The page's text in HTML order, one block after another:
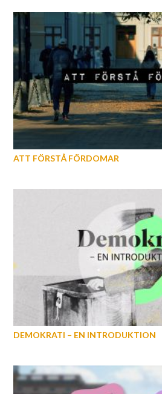
ATT FÖRSTÅ FÖRDOMAR
DEMOKRATI – EN INTRODUKTION